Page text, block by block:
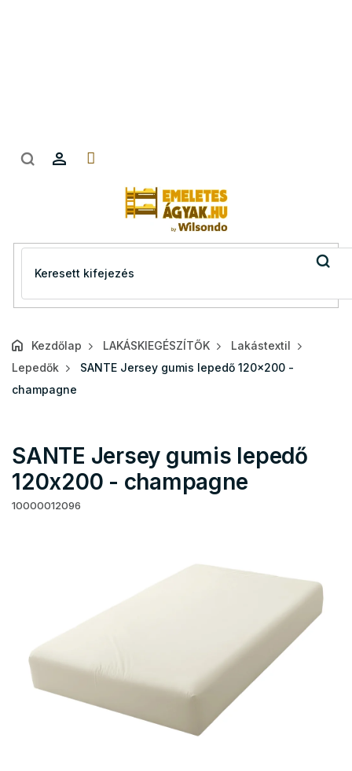
Kezdőlap LAKÁSKIEGÉSZÍTŐK
Lakástextil
Lepedők
SANTE Jersey gumis lepedő 120x200 -
champagne
SANTE Jersey gumis lepedő
120x200 - champagne
10000012096